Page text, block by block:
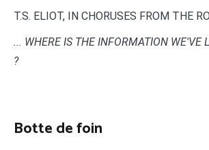
T.S. ELIOT, IN CHORUSES FROM THE
... WHERE IS THE INFORMATION WE'VE
?
Botte de foin